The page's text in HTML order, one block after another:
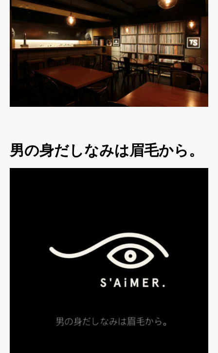
男の身だしなみは眉毛から。